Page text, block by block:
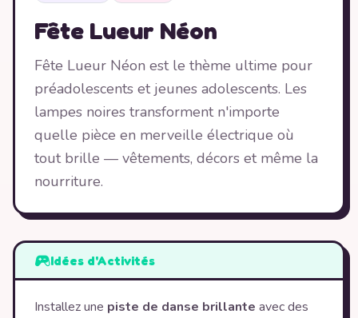
Fête Lueur Néon
Fête Lueur Néon est le thème ultime pour
préadolescents et jeunes adolescents. Les
lampes noires transforment n'importe
quelle pièce en merveille électrique où
tout brille — vêtements, décors et même la
nourriture.
Idées d'Activités
Installez une piste de danse brillante avec des